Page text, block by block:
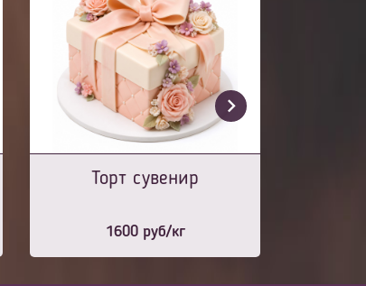
Торт сувенир
1600руб/кг